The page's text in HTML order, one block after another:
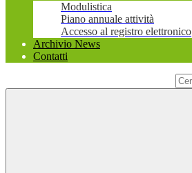
Modulistica
Piano annuale attività
Accesso al registro elettronico
Archivio News
Contatti